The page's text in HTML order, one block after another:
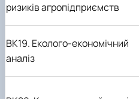
ризиків агропідприємств
ВК19. Еколого-економічний
аналіз